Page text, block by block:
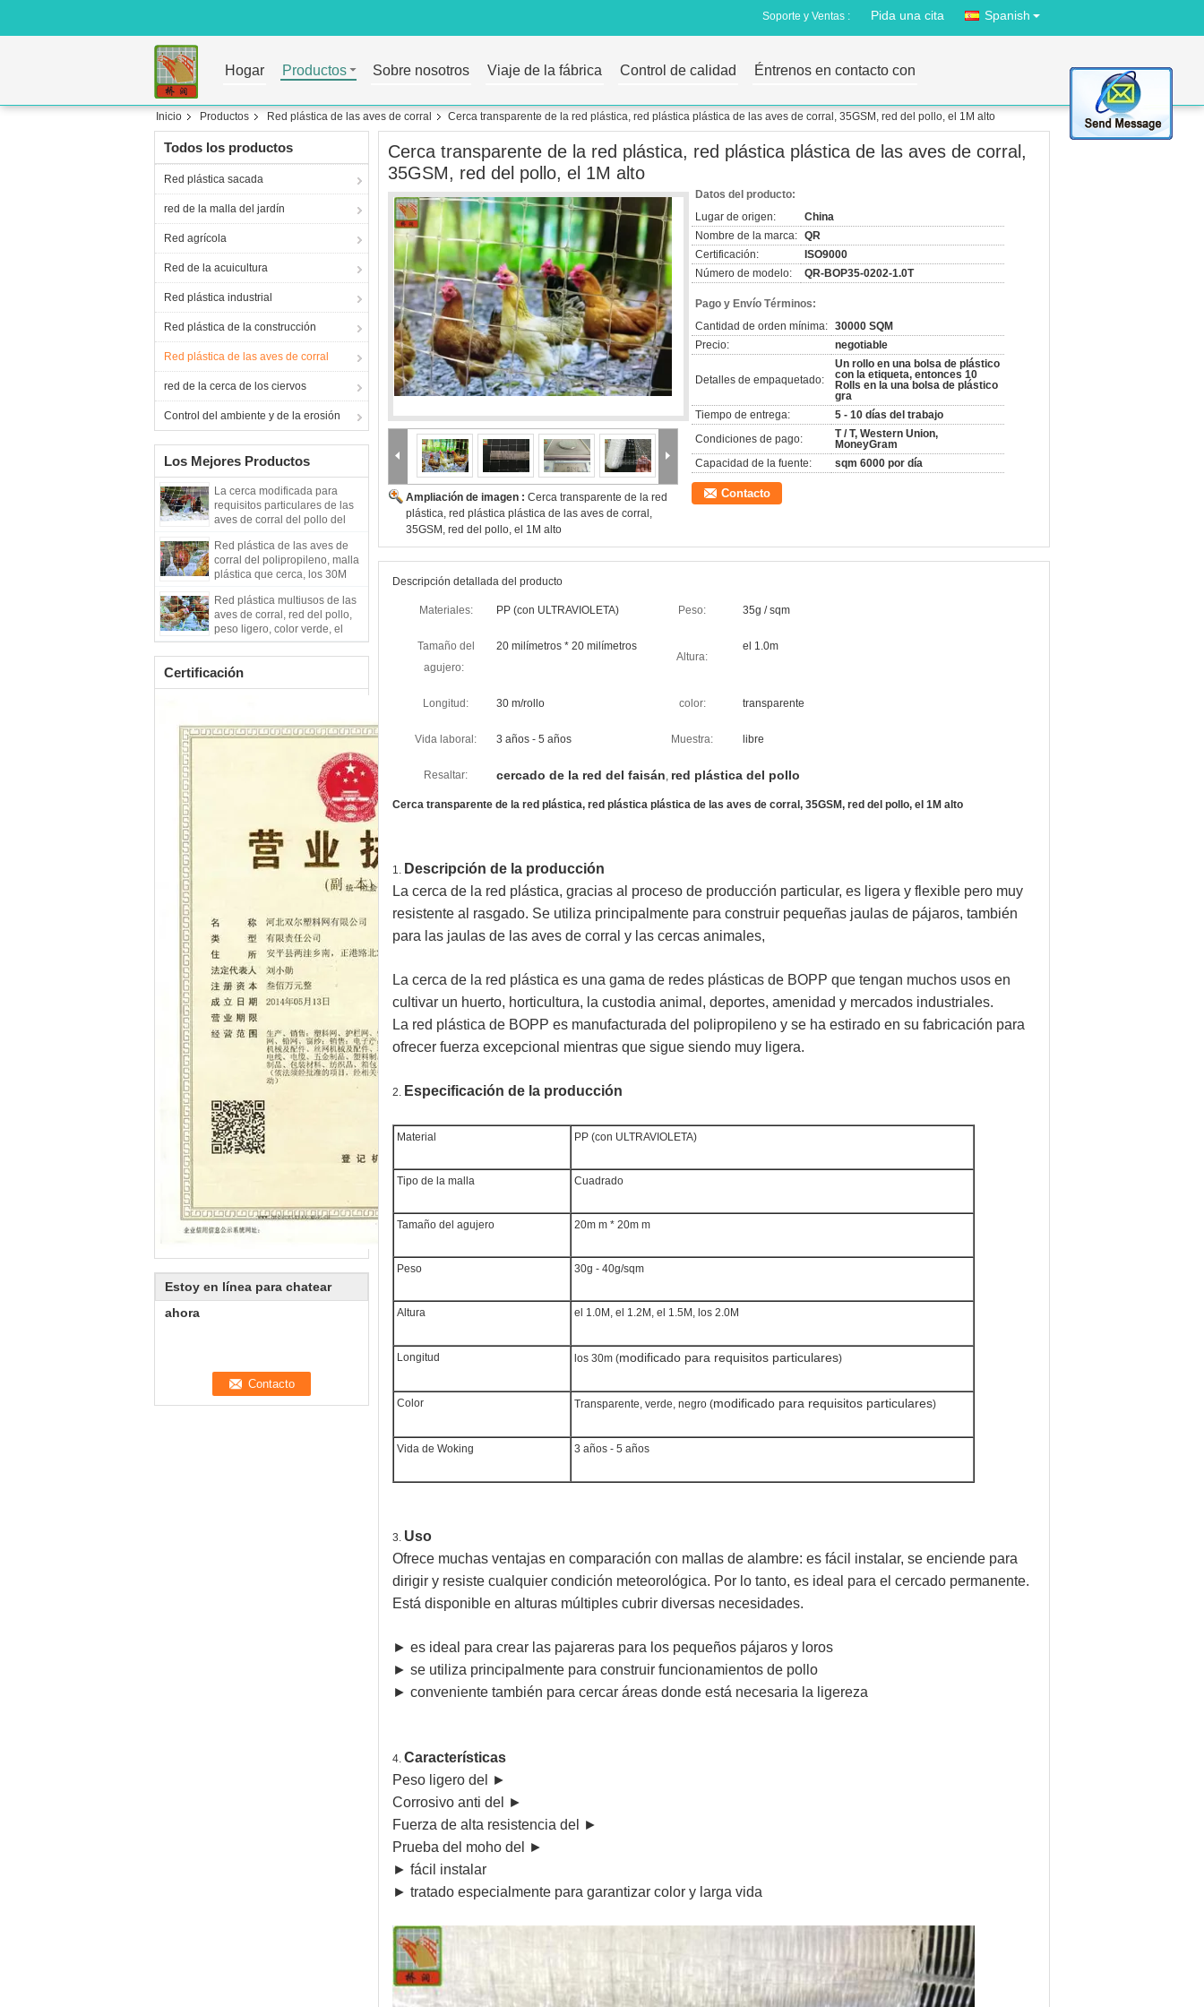
Soporte y Ventas : Pida una cita Spanish
Hogar Productos Sobre nosotros Viaje de la fábrica Control de calidad Éntrenos en contacto con
Inicio Productos Red plástica de las aves de corral Cerca transparente de la red plástica, red plástica plástica de las aves de corral, 35GSM, red del pollo, el 1M alto
Todos los productos
Red plástica sacada
red de la malla del jardín
Red agrícola
Red de la acuicultura
Red plástica industrial
Red plástica de la construcción
Red plástica de las aves de corral
red de la cerca de los ciervos
Control del ambiente y de la erosión
Los Mejores Productos
La cerca modificada para
requisitos particulares de las
aves de corral del pollo del
de corral plásticas cerca, la
fuerza de alta resistencia, el
1.5M alto
Red plástica de las aves de
corral del polipropileno, malla
plástica que cerca, los 30M
gris
Red plástica multiusos de las
aves de corral, red del pollo,
peso ligero, color verde, el
1.5M alto
Certificación
Estoy en línea para chatear
ahora
Cerca transparente de la red plástica, red plástica plástica de las aves de corral,
35GSM, red del pollo, el 1M alto
Ampliación de imagen : Cerca transparente de la red
plástica, red plástica plástica de las aves de corral,
35GSM, red del pollo, el 1M alto
Datos del producto:
Lugar de origen:
China
Nombre de la marca: QR
Certificación:
ISO9000
Número de modelo:
QR-BOP35-0202-1.0T
Pago y Envío Términos:
Cantidad de orden mínima: 30000 SQM
Precio:
negotiable
Detalles de empaquetado:
Un rollo en una bolsa de plástico
con la etiqueta, entonces 10
Rolls en la una bolsa de plástico
gra
Tiempo de entrega:
5 - 10 días del trabajo
Condiciones de pago:
T / T, Western Union,
MoneyGram
Capacidad de la fuente:
sqm 6000 por día
Contacto
Descripción detallada del producto
Materiales: PP (con ULTRAVIOLETA) Peso: 35g / sqm
Tamaño del
agujero:
20 milímetros * 20 milímetros
Altura:
el 1.0m
Longitud: 30 m/rollo color: transparente
Vida laboral: 3 años - 5 años Muestra: libre
Resaltar: cercado de la red del faisán, red plástica del pollo
Cerca transparente de la red plástica, red plástica plástica de las aves de corral, 35GSM, red del pollo, el 1M alto
1. Descripción de la producción
La cerca de la red plástica, gracias al proceso de producción particular, es ligera y flexible pero muy
resistente al rasgado. Se utiliza principalmente para construir pequeñas jaulas de pájaros, también
para las jaulas de las aves de corral y las cercas animales,
La cerca de la red plástica es una gama de redes plásticas de BOPP que tengan muchos usos en
cultivar un huerto, horticultura, la custodia animal, deportes, amenidad y mercados industriales.
La red plástica de BOPP es manufacturada del polipropileno y se ha estirado en su fabricación para
ofrecer fuerza excepcional mientras que sigue siendo muy ligera.
2. Especificación de la producción
Material PP (con ULTRAVIOLETA)
Tipo de la malla Cuadrado
Tamaño del agujero 20m m * 20m m
Peso 30g - 40g/sqm
Altura el 1.0M, el 1.2M, el 1.5M, los 2.0M
Longitud los 30m (modificado para requisitos particulares)
Color Transparente, verde, negro (modificado para requisitos particulares)
Vida de Woking 3 años - 5 años
3. Uso
Ofrece muchas ventajas en comparación con mallas de alambre: es fácil instalar, se enciende para
dirigir y resiste cualquier condición meteorológica. Por lo tanto, es ideal para el cercado permanente.
Está disponible en alturas múltiples cubrir diversas necesidades.
► es ideal para crear las pajareras para los pequeños pájaros y loros
► se utiliza principalmente para construir funcionamientos de pollo
► conveniente también para cercar áreas donde está necesaria la ligereza
4. Características
Peso ligero del ►
Corrosivo anti del ►
Fuerza de alta resistencia del ►
Prueba del moho del ►
► fácil instalar
► tratado especialmente para garantizar color y larga vida